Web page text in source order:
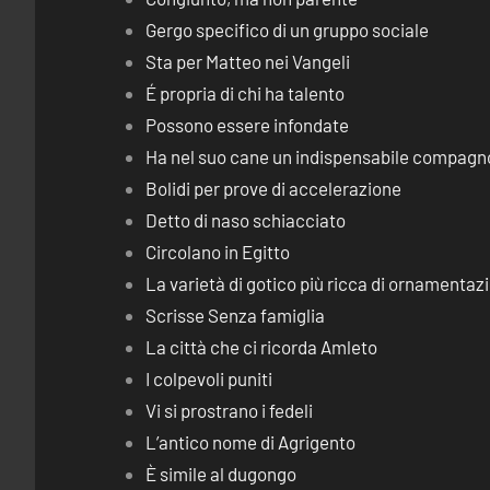
Gergo specifico di un gruppo sociale
Sta per Matteo nei Vangeli
É propria di chi ha talento
Possono essere infondate
Ha nel suo cane un indispensabile
Bolidi per prove di accelerazione
Detto di naso schiacciato
Circolano in Egitto
La varietà di gotico più ricca di
Scrisse Senza famiglia
La città che ci ricorda Amleto
I colpevoli puniti
Vi si prostrano i fedeli
L’antico nome di Agrigento
È simile al dugongo